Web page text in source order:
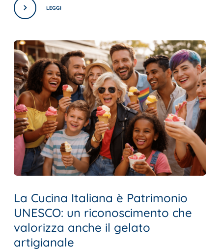
LEGGI
La Cucina Italiana è Patrimonio
UNESCO: un riconoscimento che
valorizza anche il gelato
artigianale